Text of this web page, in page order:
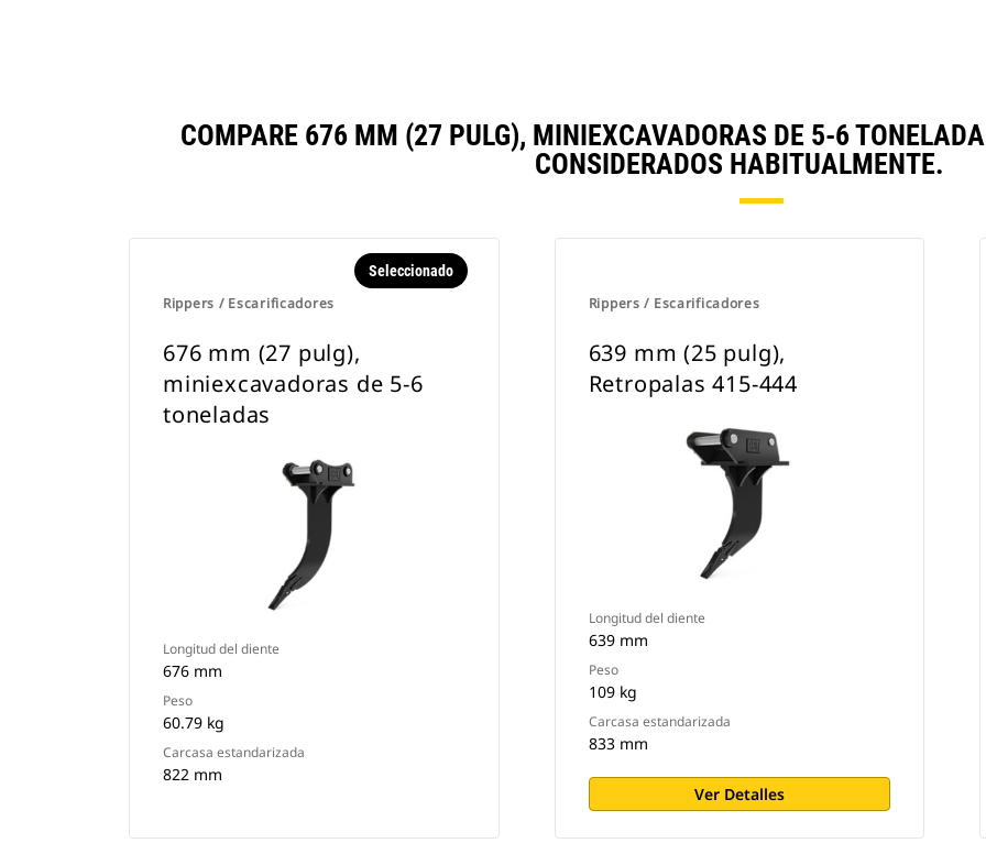
COMPARE 676 MM (27 PULG), MINIEXCAVADORAS DE 5-6
CONSIDERADOS HABITUALMENTE.
Rippers / Escarificadores
Seleccionado
676 mm (27 pulg),
miniexcavadoras de 5-6
toneladas
Longitud del diente
676 mm
Peso
60.79 kg
Carcasa estandarizada
822 mm
Rippers / Escarificadores
639 mm (25 pulg),
Retropalas 415-444
Longitud del diente
639 mm
Peso
109 kg
Carcasa estandarizada
833 mm
Ver Detalles